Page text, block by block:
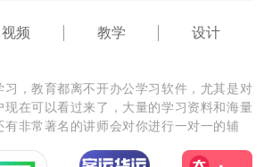
视频 教学 设计
习，教育都离不开办公学习软件，尤其是对
现在可以看过来了，大量的学习资料和海量
有非常著名的讲师会对你进行一对一的辅